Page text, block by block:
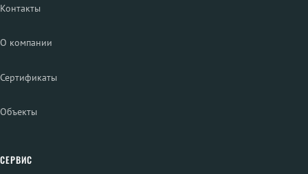
Контакты
О компании
Сертификаты
Объекты
СЕРВИС